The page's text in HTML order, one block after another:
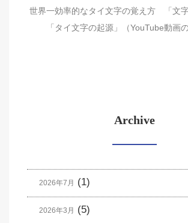
世界一効率的なタイ文字の覚え方 「文
「タイ文字の起源」（YouTube動画
Archive
2026年7月 (1)
2026年3月 (5)